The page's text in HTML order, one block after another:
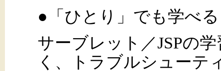
●「ひとり」でも学べる
サーブレット／JSPの
く、トラブルシューテ